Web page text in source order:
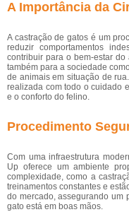
A Importância da
A castração de gatos é um
reduzir comportamentos
contribuir para o bem-estar
também para a sociedade
de animais em situação de
realizada com todo o cuidado
e o conforto do felino.
Procedimento
Com uma infraestrutura
Up oferece um ambiente
complexidade, como a
treinamentos constantes e
do mercado, assegurando um
gato está em boas mãos.